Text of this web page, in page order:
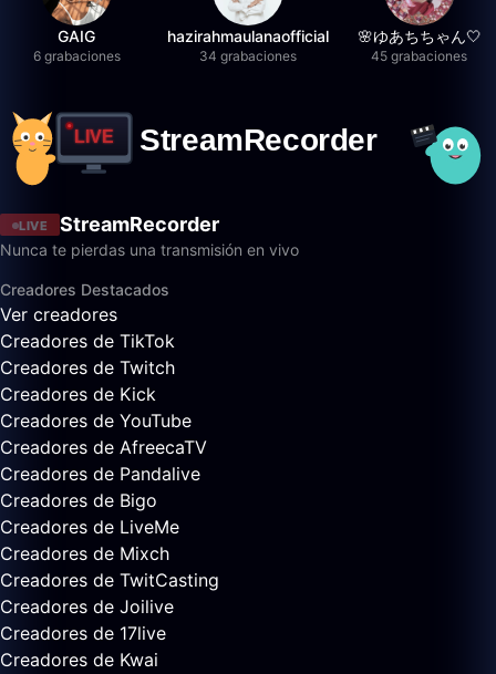
GAIG
6 grabaciones
hazirahmaulanaofficial
34 grabaciones
🌸ゆあちちゃん🤍
45 grabaciones
LIVE StreamRecorder
Nunca te pierdas una transmisión en vivo
Creadores Destacados
Ver creadores
Creadores de TikTok
Creadores de Twitch
Creadores de Kick
Creadores de YouTube
Creadores de AfreecaTV
Creadores de Pandalive
Creadores de Bigo
Creadores de LiveMe
Creadores de Mixch
Creadores de TwitCasting
Creadores de Joilive
Creadores de 17live
Creadores de Kwai